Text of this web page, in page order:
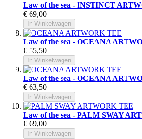
Law of the sea - INSTINCT
€ 69,00
In Winkelwagen
Law of the sea - OCEANA
€ 55,50
In Winkelwagen
Law of the sea - OCEANA
€ 63,50
In Winkelwagen
Law of the sea - PALM SWAY
€ 69,00
In Winkelwagen